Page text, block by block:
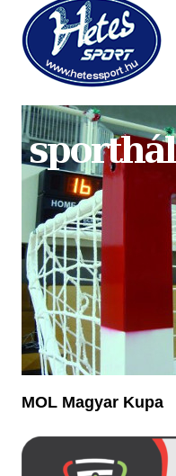
MOL Magyar Kupa